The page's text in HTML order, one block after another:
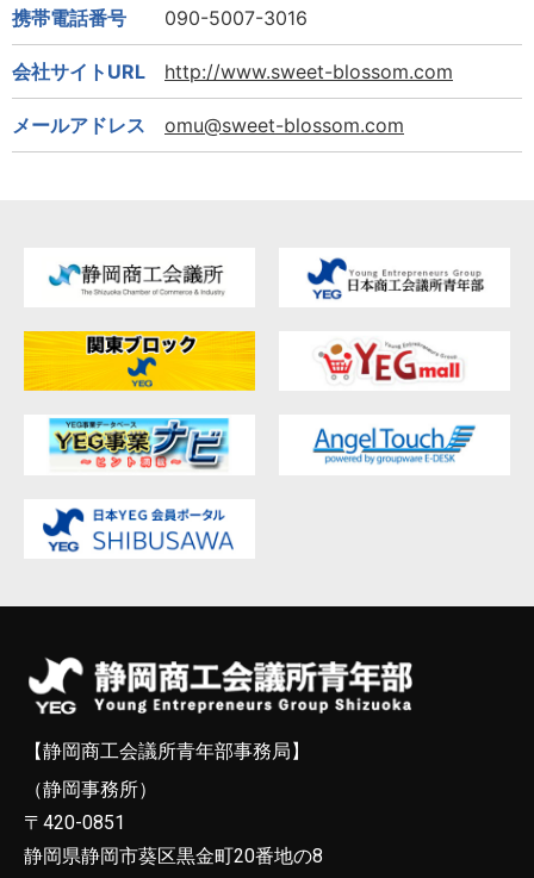
携帯電話番号 090-5007-3016
会社サイトURL http://www.sweet-blossom.com
メールアドレス omu@sweet-blossom.com
【静岡商工会議所青年部事務局】
（静岡事務所）
〒420-0851
静岡県静岡市葵区黒金町20番地の8